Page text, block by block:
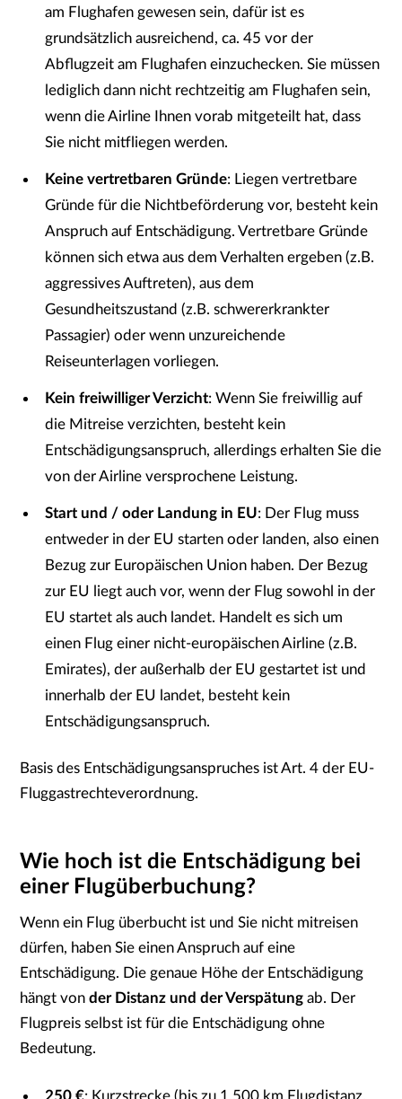
am Flughafen gewesen sein, dafür ist es
grundsätzlich ausreichend, ca. 45 vor der
Abflugzeit am Flughafen einzuchecken. Sie müssen
lediglich dann nicht rechtzeitig am Flughafen sein,
wenn die Airline Ihnen vorab mitgeteilt hat, dass
Sie nicht mitfliegen werden.
Keine vertretbaren Gründe: Liegen vertretbare
Gründe für die Nichtbeförderung vor, besteht kein
Anspruch auf Entschädigung. Vertretbare Gründe
können sich etwa aus dem Verhalten ergeben (z.B.
aggressives Auftreten), aus dem
Gesundheitszustand (z.B. schwererkrankter
Passagier) oder wenn unzureichende
Reiseunterlagen vorliegen.
Kein freiwilliger Verzicht: Wenn Sie freiwillig auf
die Mitreise verzichten, besteht kein
Entschädigungsanspruch, allerdings erhalten Sie die
von der Airline versprochene Leistung.
Start und / oder Landung in EU: Der Flug muss
entweder in der EU starten oder landen, also einen
Bezug zur Europäischen Union haben. Der Bezug
zur EU liegt auch vor, wenn der Flug sowohl in der
EU startet als auch landet. Handelt es sich um
einen Flug einer nicht-europäischen Airline (z.B.
Emirates), der außerhalb der EU gestartet ist und
innerhalb der EU landet, besteht kein
Entschädigungsanspruch.
Basis des Entschädigungsanspruches istArt. 4 der EU-
Fluggastrechteverordnung.
Wie hoch ist die Entschädigung bei
einer Flugüberbuchung?
Wenn ein Flug überbucht ist und Sie nicht mitreisen
dürfen, haben Sie einenAnspruch auf eine
Entschädigung. Die genaue Höhe der Entschädigung
hängt vonder Distanz und der Verspätung ab. Der
Flugpreis selbst ist für die Entschädigung ohne
Bedeutung.
250 €: Kurzstrecke (bis zu 1.500 km Flugdistanz,